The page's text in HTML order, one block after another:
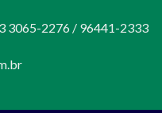
3065-2276 / 96441-2333